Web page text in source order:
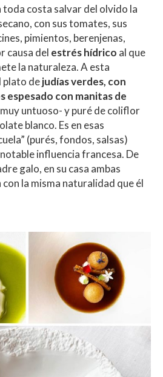
costa salvar del olvido la
con sus tomates, sus
pimientos, berenjenas,
causa del estrés hídrico al que
la naturaleza. A esta
plato dejudías verdes, con
espesado con manitas de
untuoso- y puré de coliflor
blanco. Es en esas
(purés, fondos, salsas)
influencia francesa. De
galo, en su casa ambas
la misma naturalidad que él